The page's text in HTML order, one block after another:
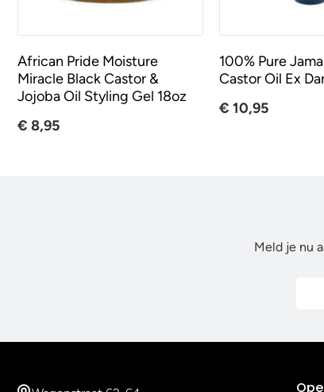
African Pride Moisture
Miracle Black Castor &
Jojoba Oil Styling Gel 18oz
€ 8,95
100% Pure
Castor Oil Ex
€ 10,95
Meld je nu